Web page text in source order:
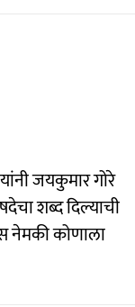
जयकुमार गोरे
शब्द दिल्याची
नेमकी कोणाला